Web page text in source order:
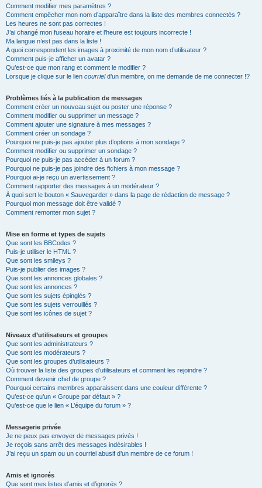
Comment modifier mes paramètres ?
Comment empêcher mon nom d’apparaître dans la liste des membres connectés ?
Les heures ne sont pas correctes !
J’ai changé mon fuseau horaire et l’heure est toujours incorrecte !
Ma langue n’est pas dans la liste !
A quoi correspondent les images à proximité de mon nom d’utilisateur ?
Comment puis-je afficher un avatar ?
Qu’est-ce que mon rang et comment le modifier ?
Lorsque je clique sur le lien courrield’un membre, on me demande de me connecter !?
Problèmes liés à la publication de messages
Comment créer un nouveau sujet ou poster une réponse ?
Comment modifier ou supprimer un message ?
Comment ajouter une signature à mes messages ?
Comment créer un sondage ?
Pourquoi ne puis-je pas ajouter plus d’options à mon sondage ?
Comment modifier ou supprimer un sondage ?
Pourquoi ne puis-je pas accéder à un forum ?
Pourquoi ne puis-je pas joindre des fichiers à mon message ?
Pourquoi ai-je reçu un avertissement ?
Comment rapporter des messages à un modérateur ?
À quoi sert le bouton « Sauvegarder » dans la page de rédaction de message ?
Pourquoi mon message doit être validé ?
Comment remonter mon sujet ?
Mise en forme et types de sujets
Que sont les BBCodes ?
Puis-je utiliser le HTML ?
Que sont les smileys ?
Puis-je publier des images ?
Que sont les annonces globales ?
Que sont les annonces ?
Que sont les sujets épinglés ?
Que sont les sujets verrouillés ?
Que sont les icônes de sujet ?
Niveaux d’utilisateurs et groupes
Que sont les administrateurs ?
Que sont les modérateurs ?
Que sont les groupes d’utilisateurs ?
Où trouver la liste des groupes d’utilisateurs et comment les rejoindre ?
Comment devenir chef de groupe ?
Pourquoi certains membres apparaissent dans une couleur différente ?
Qu’est-ce qu’un « Groupe par défaut » ?
Qu’est-ce que le lien « L’équipe du forum » ?
Messagerie privée
Je ne peux pas envoyer de messages privés !
Je reçois sans arrêt des messages indésirables !
J’ai reçu un spam ou un courriel abusif d’un membre de ce forum !
Amis et ignorés
Que sont mes listes d’amis et d’ignorés ?